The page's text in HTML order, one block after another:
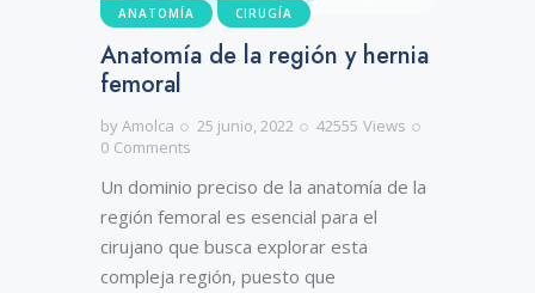
ANATOMÍA CIRUGÍA
Anatomía de la región y hernia
femoral
byAmolca 25 junio, 2022 42555 Views
0 Comments
Un dominio preciso de la anatomía de la
región femoral es esencial para el
cirujano que busca explorar esta
compleja región, puesto que